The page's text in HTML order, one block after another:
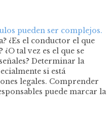
pueden ser complejos.
¿Es el conductor el que
tal vez es el que se
Determinar la
si está
legales. Comprender
puede marcar la